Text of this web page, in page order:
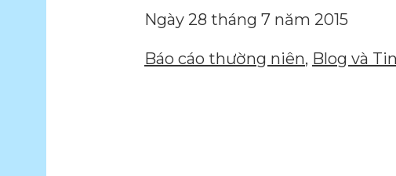
Ngày 28 tháng 7 năm 2015
Báo cáo thường niên, Blog và